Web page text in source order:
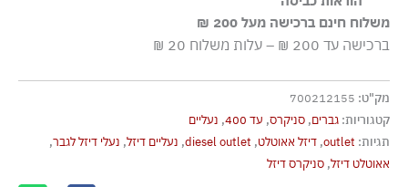
אסור בשטיפה
משלוח חינם ברכישה מעל 200 ₪
ברכישה עד 200 ₪ – עלות משלוח 20 ₪
מק"ט: 700212155
קטגוריות: גברים, סניקרס, עד 400 , נעליים
תגיות: outlet
, דיזל אאוטלט,
diesel outlet
, נעליים דיזל, נעלי דיזל לגבר,
אאוטלט דיזל, סניקרס דיזל